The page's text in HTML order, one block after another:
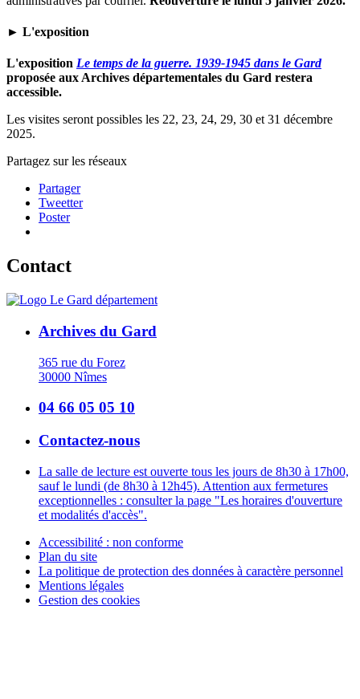
► L'exposition
L'exposition Le temps de la guerre. 1939-1945 dans le Gard
proposée aux Archives départementales du Gard restera
accessible.
Les visites seront possibles les 22, 23, 24, 29, 30 et 31 décembre
2025.
Partagez sur les réseaux
Partager
Tweetter
Poster
Contact
Archives du Gard
365 rue du Forez
30000 Nîmes
04 66 05 05 10
Contactez-nous
La salle de lecture est ouverte tous les jours de 8h30 à 17h00,
sauf le lundi (de 8h30 à 12h45). Attention aux fermetures
exceptionnelles : consulter la page "Les horaires d'ouverture
et modalités d'accès".
Accessibilité : non conforme
Plan du site
La politique de protection des données à caractère personnel
Mentions légales
Gestion des cookies